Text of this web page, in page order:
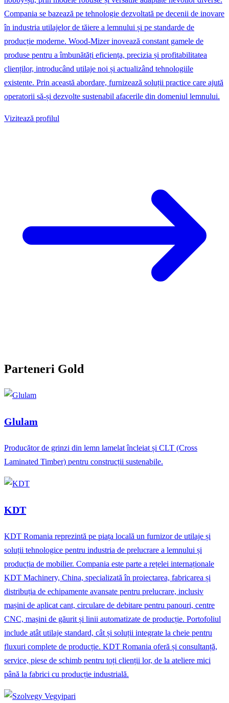
Compania se bazează pe tehnologie dezvoltată pe decenii de inovare
în industria utilajelor de tăiere a lemnului și pe standarde de
producție moderne. Wood‑Mizer inovează constant gamele de
produse pentru a îmbunătăți eficiența, precizia și profitabilitatea
clienților, introducând utilaje noi și actualizând tehnologiile
existente. Prin această abordare, furnizează soluții practice care ajută
operatorii să-și dezvolte sustenabil afacerile din domeniul lemnului.
Vizitează profilul
Parteneri Gold
Glulam
Producător de grinzi din lemn lamelat încleiat și CLT (Cross
Laminated Timber) pentru construcții sustenabile.
KDT
KDT Romania reprezintă pe piața locală un furnizor de utilaje și
soluții tehnologice pentru industria de prelucrare a lemnului și
producția de mobilier. Compania este parte a rețelei internaționale
KDT Machinery, China, specializată în proiectarea, fabricarea și
distribuția de echipamente avansate pentru prelucrare, inclusiv
mașini de aplicat cant, circulare de debitare pentru panouri, centre
CNC, mașini de găurit și linii automatizate de producție. Portofoliul
include atât utilaje standard, cât și soluții integrate la cheie pentru
fluxuri complete de producție. KDT Romania oferă și consultanță,
service, piese de schimb pentru toți clienții lor, de la ateliere mici
până la fabrici cu producție industrială.